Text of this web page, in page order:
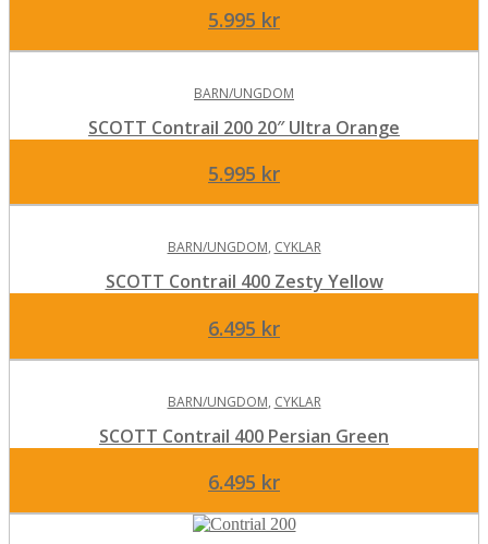
5.995 kr
BARN/UNGDOM
SCOTT Contrail 200 20″ Ultra Orange
5.995 kr
BARN/UNGDOM, CYKLAR
SCOTT Contrail 400 Zesty Yellow
6.495 kr
BARN/UNGDOM, CYKLAR
SCOTT Contrail 400 Persian Green
6.495 kr